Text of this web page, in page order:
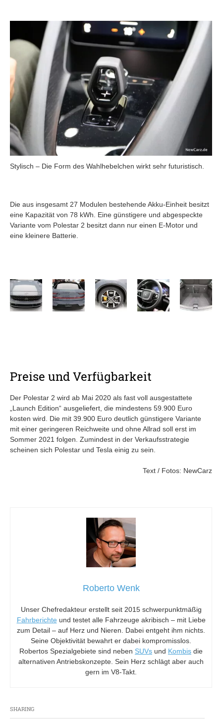
SHARING
Stylisch – Die Form des Wahlhebelchen wirkt sehr futuristisch.
Die aus insgesamt 27 Modulen bestehende Akku-Einheit besitzt
eine Kapazität von 78 kWh. Eine günstigere und abgespeckte
Variante vom Polestar 2 besitzt dann nur einen E-Motor und
eine kleinere Batterie.
Preise und Verfügbarkeit
Der Polestar 2 wird ab Mai 2020 als fast voll ausgestattete
„Launch Edition“ ausgeliefert, die mindestens 59.900 Euro
kosten wird. Die mit 39.900 Euro deutlich günstigere Variante
mit einer geringeren Reichweite und ohne Allrad soll erst im
Sommer 2021 folgen. Zumindest in der Verkaufsstrategie
scheinen sich Polestar und Tesla einig zu sein.
Text / Fotos: NewCarz
Roberto Wenk
Unser Chefredakteur erstellt seit 2015 schwerpunktmäßig
Fahrberichte und testet alle Fahrzeuge akribisch – mit Liebe
zum Detail – auf Herz und Nieren. Dabei entgeht ihm nichts.
Seine Objektivität bewahrt er dabei kompromisslos.
Robertos Spezialgebiete sind neben SUVs und Kombis die
alternativen Antriebskonzepte. Sein Herz schlägt aber auch
gern im V8-Takt.